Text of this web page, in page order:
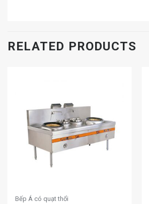
RELATED PRODUCTS
Bếp Á có quạt thổi